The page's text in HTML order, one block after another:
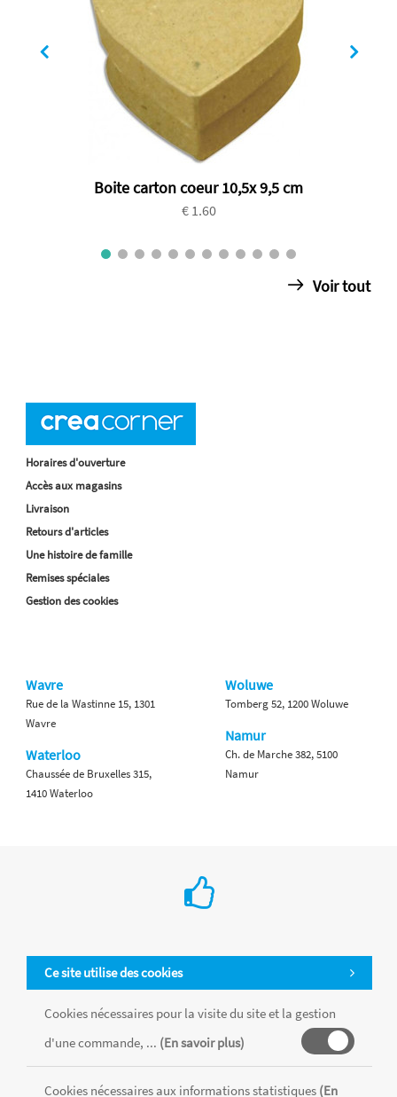
Boite carton coeur 10,5x 9,5 cm
€ 1.60
Voir tout
Ce site utilise des cookies
Cookies nécessaires pour la visite du site et la gestion
d'une commande, ... (En savoir plus)
Cookies nécessaires aux informations statistiques (En
Horaires d'ouverture
Accès aux magasins
Livraison
Retours d'articles
Une histoire de famille
Remises spéciales
Gestion des cookies
Wavre
Rue de la Wastinne 15, 1301
Wavre
Waterloo
Chaussée de Bruxelles 315,
1410 Waterloo
Woluwe
Tomberg 52, 1200 Woluwe
Namur
Ch. de Marche 382, 5100
Namur